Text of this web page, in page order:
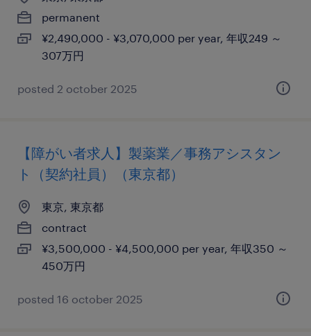
permanent
¥2,490,000 - ¥3,070,000 per year, 年収249 ～
307万円
posted 2 october 2025
【障がい者求人】製薬業／事務アシスタン
ト（契約社員）（東京都）
東京, 東京都
contract
¥3,500,000 - ¥4,500,000 per year, 年収350 ～
450万円
posted 16 october 2025